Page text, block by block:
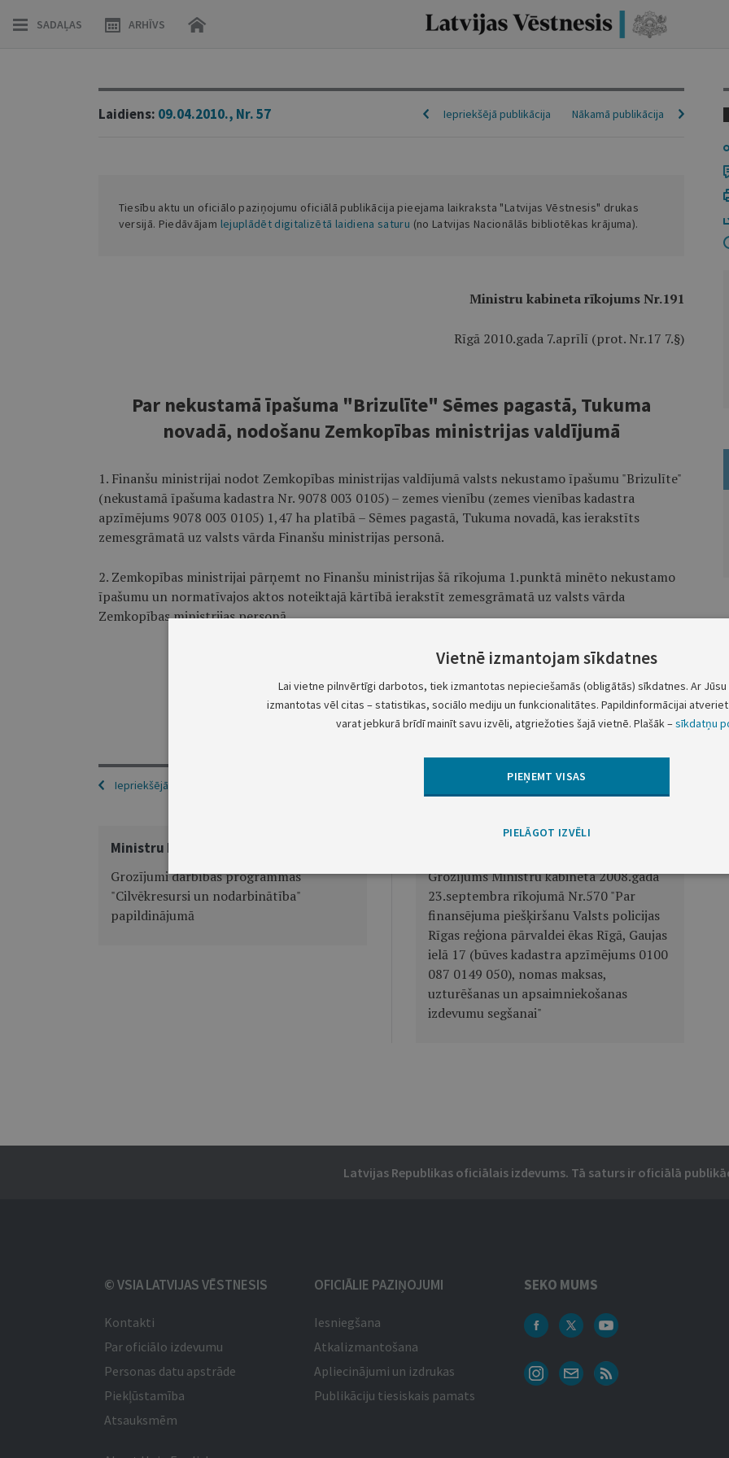
SADAĻAS ARHĪVS
Laidiens: 09.04.2010., Nr. 57 Nākamā publikācija
Iepriekšējā publikācija
Tiesību aktu un oficiālo paziņojumu oficiālā publikācija pieejama laikraksta "Latvijas Vēstnesis" drukas
versijā. Piedāvājam lejuplādēt digitalizētā laidiena saturu (no Latvijas Nacionālās bibliotēkas krājuma).
Ministru kabineta rīkojums Nr.191
Rīgā 2010.gada 7.aprīlī (prot. Nr.17 7.§)
Par nekustamā īpašuma "Brizulīte" Sēmes pagastā, Tukuma
novadā, nodošanu Zemkopības ministrijas valdījumā
1. Finanšu ministrijai nodot Zemkopības ministrijas valdījumā valsts nekustamo īpašumu "Brizulīte"
(nekustamā īpašuma kadastra Nr. 9078 003 0105) – zemes vienību (zemes vienības kadastra
apzīmējums 9078 003 0105) 1,47 ha platībā – Sēmes pagastā, Tukuma novadā, kas ierakstīts
zemesgrāmatā uz valsts vārda Finanšu ministrijas personā.
2. Zemkopības ministrijai pārņemt no Finanšu ministrijas šā rīkojuma 1.punktā minēto nekustamo
īpašumu un normatīvajos aktos noteiktajā kārtībā ierakstīt zemesgrāmatā uz valsts vārda
Zemkopības ministrijas personā.
Ministru prezidenta vietā – finanšu ministrsE.Repše
Ekonomikas ministrsA.Kampars
Iepriekšējā
Ministru kabineta rīkojums Nr.190
Grozījumi darbības programmas
"Cilvēkresursi un nodarbinātība"
papildinājumā
Grozījums Ministru kabineta 2008.gada
23.septembra rīkojumā Nr.570 "Par
finansējuma piešķiršanu Valsts policijas
Rīgas reģiona pārvaldei ēkas Rīgā, Gaujas
ielā 17 (būves kadastra apzīmējums 0100
087 0149 050), nomas maksas,
uzturēšanas un apsaimniekošanas
izdevumu segšanai"
Latvijas Republikas oficiālais izdevums. Tā saturs ir oficiālā
© VSIA LATVIJAS VĒSTNESIS
Kontakti
Par oficiālo izdevumu
Personas datu apstrāde
Piekļūstamība
Atsauksmēm
OFICIĀLIE PAZIŅOJUMI
Iesniegšana
Atkalizmantošana
Apliecinājumi un izdrukas
Publikāciju tiesiskais pamats
SEKO MUMS
Vietnē izmantojam sīkdatnes
Lai vietne pilnvērtīgi darbotos, tiek izmantotas nepieciešamās (obligātās) sīkdatnes. Ar
izmantotas vēl citas – statistikas, sociālo mediju un funkcionalitātes. Papildinformācijai
varat jebkurā brīdī mainīt savu izvēli, atgriežoties šajā vietnē. Plašāk –sīkdatņu
PIEŅEMT VISAS
PIELĀGOT IZVĒLI